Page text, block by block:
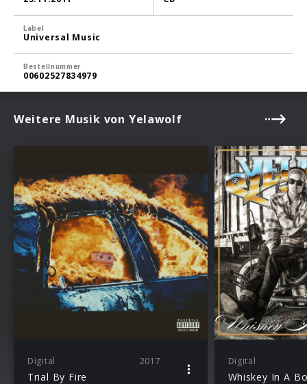
Label
Universal Music
Bestellnummer
00602527834979
Weitere Musik von Yelawolf
Digital 2017
Trial By Fire
Digital
Whiskey In A